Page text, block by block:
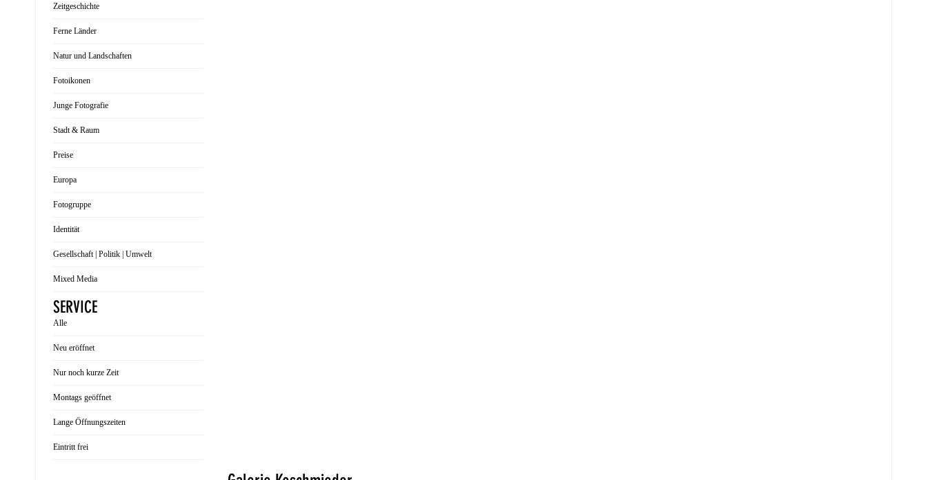
Zeitgeschichte
Ferne Länder
Natur und Landschaften
Fotoikonen
Junge Fotografie
Stadt & Raum
Preise
Europa
Fotogruppe
Identität
Gesellschaft | Politik | Umwelt
Mixed Media
SERVICE
Alle
Neu eröffnet
Nur noch kurze Zeit
Montags geöffnet
Lange Öffnungszeiten
Eintritt frei